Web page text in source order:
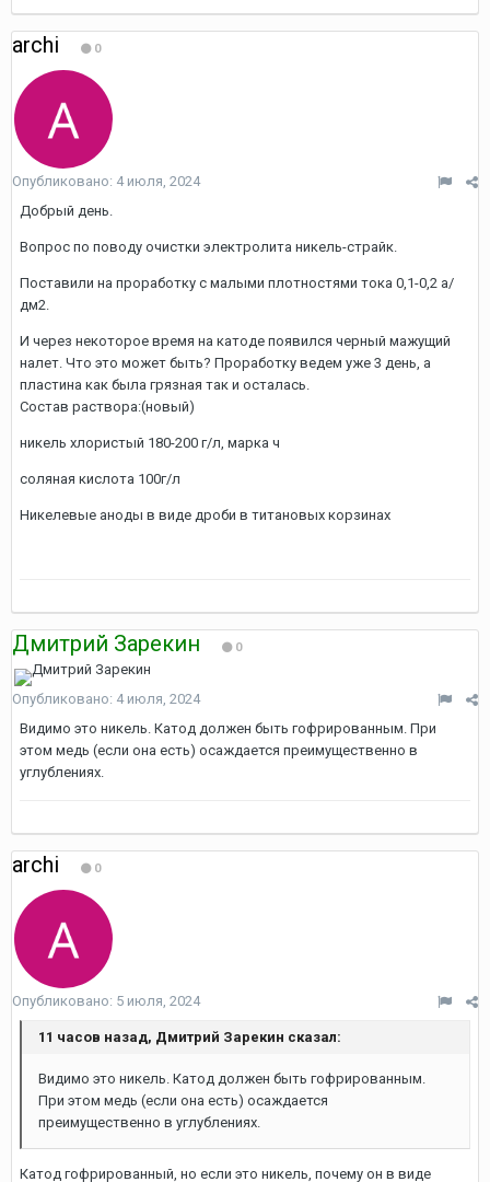
archi 0
Опубликовано: 4 июля, 2024
Добрый день.
Вопрос по поводу очистки электролита никель-страйк.
Поставили на проработку с малыми плотностями тока 0,1-0,2 а/
дм2.
И через некоторое время на катоде появился черный мажущий
налет. Что это может быть? Проработку ведем уже 3 день, а
пластина как была грязная так и осталась.
Состав раствора:(новый)
никель хлористый 180-200 г/л, марка ч
соляная кислота 100г/л
Никелевые аноды в виде дроби в титановых корзинах
Дмитрий Зарекин 0
Опубликовано: 4 июля, 2024
Видимо это никель. Катод должен быть гофрированным. При
этом медь (если она есть) осаждается преимущественно в
углублениях.
archi 0
Опубликовано: 5 июля, 2024
11 часов назад, Дмитрий Зарекин сказал:
Видимо это никель. Катод должен быть гофрированным.
При этом медь (если она есть) осаждается
преимущественно в углублениях.
Катод гофрированный, но если это никель, почему он в виде